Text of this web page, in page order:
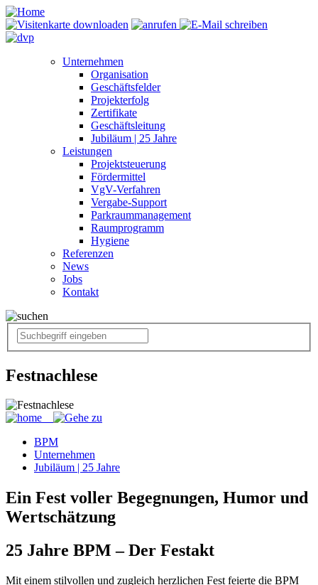
Unternehmen
Organisation
Geschäftsfelder
Projekterfolg
Zertifikate
Geschäftsleitung
Jubiläum | 25 Jahre
Leistungen
Projektsteuerung
Fördermittel
VgV-Verfahren
Vergabe-Support
Parkraummanagement
Raumprogramm
Hygiene
Referenzen
News
Jobs
Kontakt
Festnachlese
BPM
Unternehmen
Jubiläum | 25 Jahre
Ein Fest voller Begegnungen, Humor und
Wertschätzung
25 Jahre BPM – Der Festakt
Mit einem stilvollen und zugleich herzlichen Fest feierte die BPM